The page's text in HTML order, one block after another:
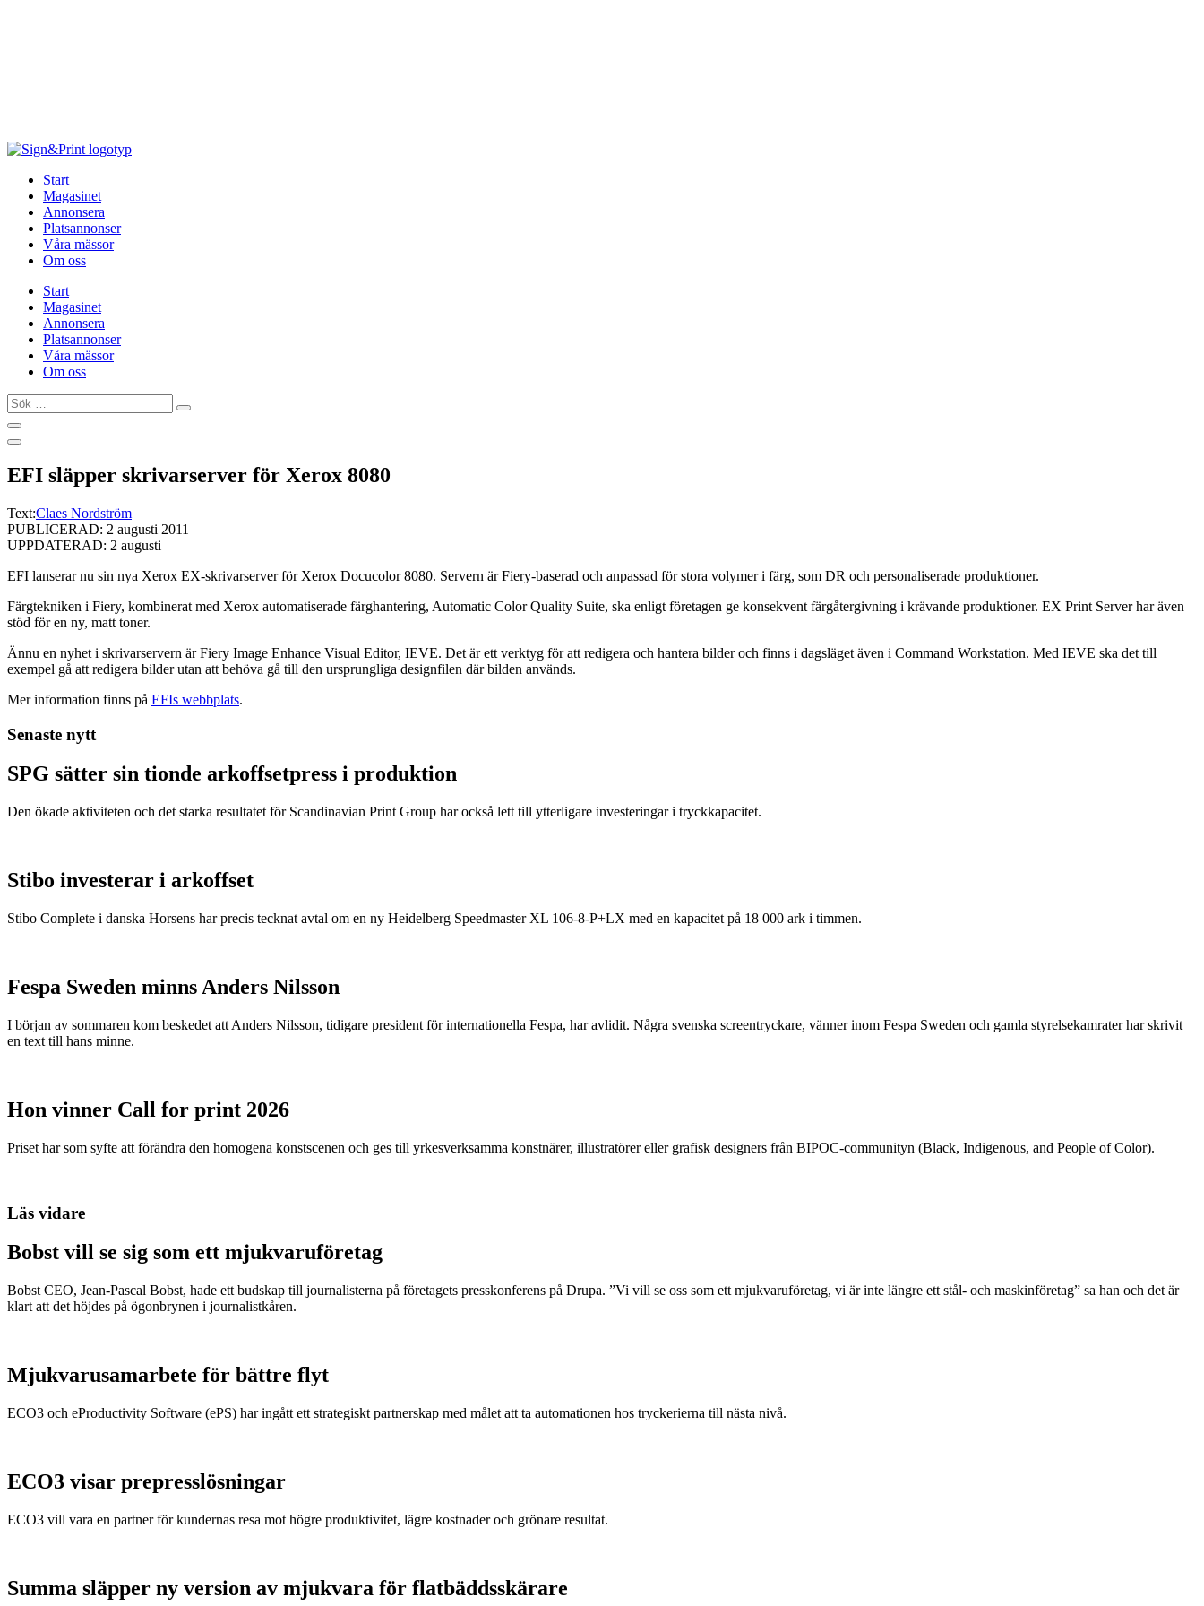
Start
Magasinet
Annonsera
Platsannonser
Våra mässor
Om oss
Start
Magasinet
Annonsera
Platsannonser
Våra mässor
Om oss
Sök
…
EFI släpper skrivarserver för Xerox 8080
Text:Claes Nordström
PUBLICERAD: 2 augusti 2011
UPPDATERAD: 2 augusti
EFI lanserar nu sin nya Xerox EX-skrivarserver för Xerox Docucolor 8080. Servern är Fiery-baserad och anpassad för stora volymer i färg, som DR och personaliserade produktioner.
Färgtekniken i Fiery, kombinerat med Xerox automatiserade färghantering, Automatic Color Quality Suite, ska enligt företagen ge konsekvent färgåtergivning i krävande produktioner. EX Print Server har även
stöd för en ny, matt toner.
Ännu en nyhet i skrivarservern är Fiery Image Enhance Visual Editor, IEVE. Det är ett verktyg för att redigera och hantera bilder och finns i dagsläget även i Command Workstation. Med IEVE ska det till
exempel gå att redigera bilder utan att behöva gå till den ursprungliga designfilen där bilden används.
Mer information finns på EFIs webbplats.
Senaste nytt
SPG sätter sin tionde arkoffsetpress i produktion
Den ökade aktiviteten och det starka resultatet för Scandinavian Print Group har också lett till ytterligare investeringar i tryckkapacitet.
Stibo investerar i arkoffset
Stibo Complete i danska Horsens har precis tecknat avtal om en ny Heidelberg Speedmaster XL 106-8-P+LX med en kapacitet på 18 000 ark i timmen.
Fespa Sweden minns Anders Nilsson
I början av sommaren kom beskedet att Anders Nilsson, tidigare president för internationella Fespa, har avlidit. Några svenska screentryckare, vänner inom Fespa Sweden och gamla styrelsekamrater har skrivit
en text till hans minne.
Hon vinner Call for print 2026
Priset har som syfte att förändra den homogena konstscenen och ges till yrkesverksamma konstnärer, illustratörer eller grafisk designers från BIPOC-communityn (Black, Indigenous, and People of Color).
Läs vidare
Bobst vill se sig som ett mjukvaruföretag
Bobst CEO, Jean-Pascal Bobst, hade ett budskap till journalisterna på företagets presskonferens på Drupa. ”Vi vill se oss som ett mjukvaruföretag, vi är inte längre ett stål- och maskinföretag” sa han och det är
klart att det höjdes på ögonbrynen i journalistkåren.
Mjukvarusamarbete för bättre flyt
ECO3 och eProductivity Software (ePS) har ingått ett strategiskt partnerskap med målet att ta automationen hos tryckerierna till nästa nivå.
ECO3 visar prepresslösningar
ECO3 vill vara en partner för kundernas resa mot högre produktivitet, lägre kostnader och grönare resultat.
Summa släpper ny version av mjukvara för flatbäddsskärare